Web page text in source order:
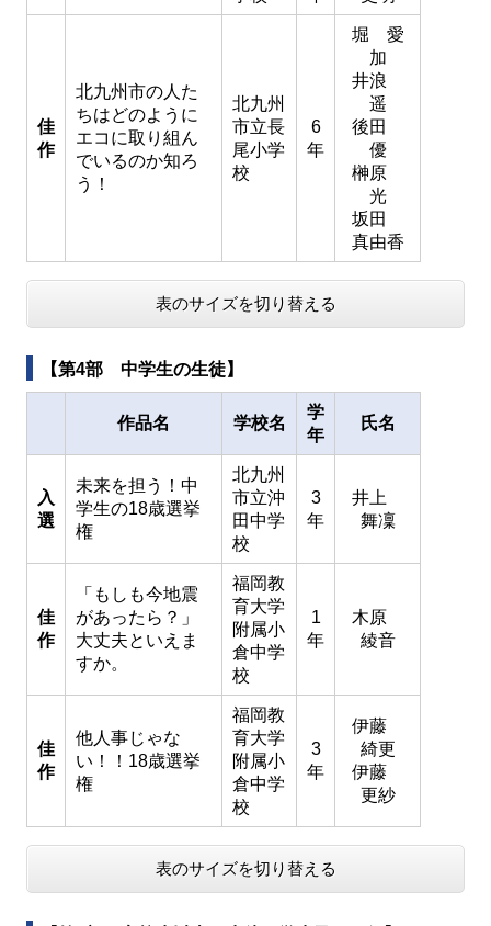
佳
作
北九州市の人た
ちはどのように
エコに取り組ん
でいるのか知ろ
う！
北九州
市立長
尾小学
校
6
年
堀 愛
加
井浪
遥
後田
優
榊原
光
坂田
真由香
表のサイズを切り替える
【第4部 中学生の生徒】
作品名 学校名
学
年
氏名
入
選
未来を担う！中
学生の18歳選挙
権
北九州
市立沖
田中学
校
3
年
井上
舞凜
佳
作
「もしも今地震
があったら？」
大丈夫といえま
すか。
福岡教
育大学
附属小
倉中学
校
1
年
木原
綾音
佳
作
他人事じゃな
い！！18歳選挙
権
福岡教
育大学
附属小
倉中学
校
3
年
伊藤
綺更
伊藤
更紗
表のサイズを切り替える